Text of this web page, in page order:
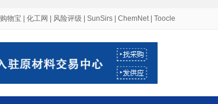
购物宝 化工网 风险评级 SunSirs ChemNet| Toocle